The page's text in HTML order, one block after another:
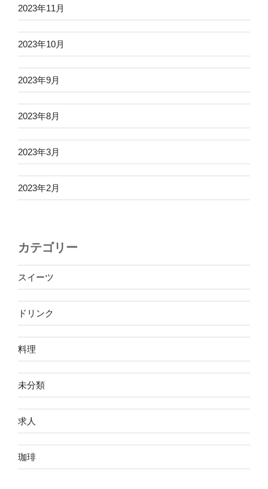
2023年11月
2023年10月
2023年9月
2023年8月
2023年3月
2023年2月
カテゴリー
スイーツ
ドリンク
料理
未分類
求人
珈琲